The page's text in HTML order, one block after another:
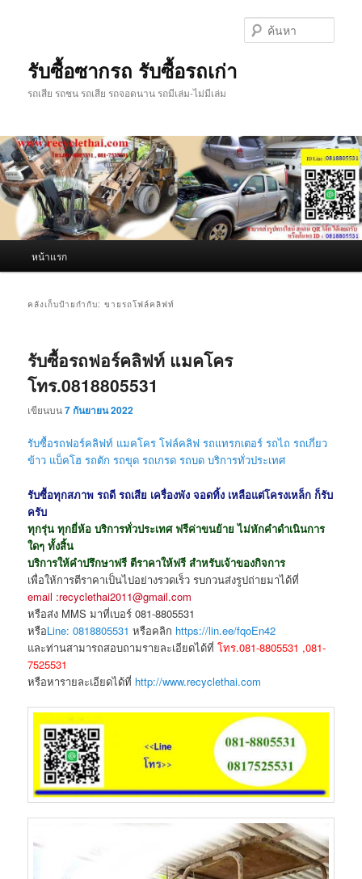
รับซื้อซากรถ รับซื้อรถเก่า
รถเสีย รถชน รถเสีย รถจอดนาน รถมีเล่ม-ไม่มีเล่ม
หน้าแรก
คลังเก็บป้ายกำกับ:ขายรถโฟล์คลิฟท์
รับซื้อรถฟอร์คลิฟท์ แมคโคร
โทร.0818805531
เขียนบน7 กันยายน 2022
รับซื้อรถฟอร์คลิฟท์ แมคโคร โฟล์คลิฟ รถแทรกเตอร์ รถไถ รถเกี่ยว
ข้าว แบ็คโฮ รถตัก รถขุด รถเกรด รถบด บริการทั่วประเทศ
รับซื้อทุกสภาพ รถดี รถเสีย เครื่องพัง จอดทิ้ง เหลือแต่โครงเหล็ก ก็รับ
ครับ
ทุกรุ่น ทุกยี่ห้อ บริการทั่วประเทศ ฟรีค่าขนย้าย ไม่หักคำดำเนินการ
ใดๆ ทั้งสิ้น
บริการให้คำปรึกษาฟรี ตีราคาให้ฟรี สำหรับเจ้าของกิจการ
เพื่อให้การตีราคาเป็นไปอย่างรวดเร็ว รบกวนส่งรูปถ่ายมาได้ที่
email :recyclethai2011@gmail.com
หรือส่ง MMS มาที่เบอร์ 081-8805531
หรือLine: 0818805531 หรือคลิก https://lin.ee/fqoEn42
และท่านสามารถสอบถามรายละเอียดได้ที่โทร.081-8805531 ,081-
7525531
หรือหารายละเอียดได้ที่ http://www.recyclethai.com